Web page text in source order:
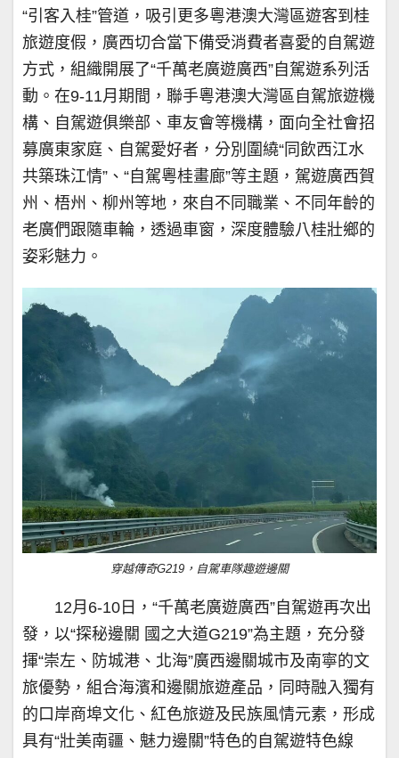
“引客入桂”管道，吸引更多粵港澳大灣區遊客到桂
旅遊度假，廣西切合當下備受消費者喜愛的自駕遊
方式，組織開展了“千萬老廣遊廣西”自駕遊系列活
動。在9-11月期間，聯手粵港澳大灣區自駕旅遊機
構、自駕遊俱樂部、車友會等機構，面向全社會招
募廣東家庭、自駕愛好者，分別圍繞“同飲西江水
共築珠江情”、“自駕粵桂畫廊”等主題，駕遊廣西賀
州、梧州、柳州等地，來自不同職業、不同年齡的
老廣們跟隨車輪，透過車窗，深度體驗八桂壯鄉的
姿彩魅力。
穿越傳奇G219，自駕車隊趣遊邊關
12月6-10日，“千萬老廣遊廣西”自駕遊再次出
發，以“探秘邊關 國之大道G219”為主題，充分發
揮“崇左、防城港、北海”廣西邊關城市及南寧的文
旅優勢，組合海濱和邊關旅遊產品，同時融入獨有
的口岸商埠文化、紅色旅遊及民族風情元素，形成
具有“壯美南疆、魅力邊關”特色的自駕遊特色線